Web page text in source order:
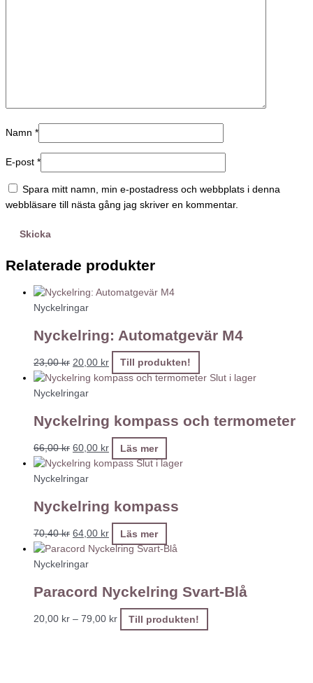
Namn *
E-post *
Spara mitt namn, min e-postadress och webbplats i denna
webbläsare till nästa gång jag skriver en kommentar.
Relaterade produkter
Nyckelringar
Nyckelring: Automatgevär M4
23,00kr 20,00 kr Till produkten!
Slut i lager
Nyckelringar
Nyckelring kompass och termometer
66,00kr 60,00 kr Läs mer
Slut i lager
Nyckelringar
Nyckelring kompass
70,40kr 64,00 kr Läs mer
Nyckelringar
Paracord Nyckelring Svart-Blå
20,00 kr – 79,00 kr Till produkten!